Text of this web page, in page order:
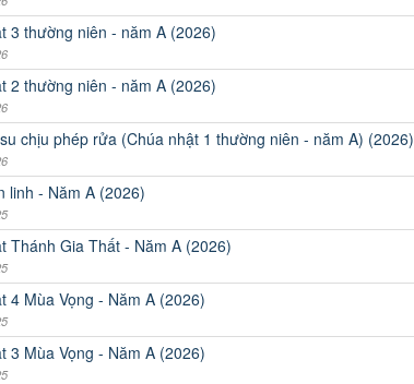
3 thường niên - năm A (2026)
2 thường niên - năm A (2026)
chịu phép rửa (Chúa nhật 1 thường niên - năm A) (2026)
linh - Năm A (2026)
Thánh Gia Thất - Năm A (2026)
4 Mùa Vọng - Năm A (2026)
3 Mùa Vọng - Năm A (2026)